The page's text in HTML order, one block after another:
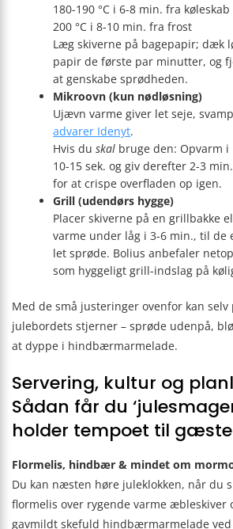
180-190 °C i 6-8 min. fra køleskab
200 °C i 8-10 min. fra frost
Læg skiverne på bagepapir; dæk
papir de første par minutter, og
at genskabe sprødheden.
Mikroovn (kun nødløsning)
Ujævn varme giver let seje,
advarer Idenyt.
Hvis duskal bruge den: Opvarm
10-15 sek. og giv derefter 2-3
for at crispe overfladen op igen.
Grill (udendørs hygge)
Placer skiverne på en grillbakke
varme under låg i 3-6 min., til de
let sprøde. Bolius anbefaler
som hyggeligt grill-indslag på
Med de små justeringer ovenfor kan
julebordets stjerner – sprøde udenpå,
at dyppe i hindbær­marmelade.
Servering, kultur og
Sådan får du
holder tempoet til
Flormelis, hindbær & mindet om
Du kan næsten høre juleklokken, når du
flormelis over rygende varme æbleskiver
gavmildt skefuld hindbærmarmelade